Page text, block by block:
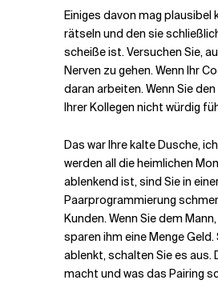
Einiges davon mag plausibel
rätseln und den sie
scheiße ist. Versuchen Sie,
Nerven zu gehen. Wenn Ihr
daran arbeiten. Wenn Sie
Ihrer Kollegen nicht würdig
Das war Ihre kalte Dusche,
werden all die heimlichen
ablenkend ist, sind Sie in
Paarprogrammierung
Kunden. Wenn Sie dem
sparen ihm eine Menge
ablenkt, schalten Sie es aus.
macht und was das Pairing